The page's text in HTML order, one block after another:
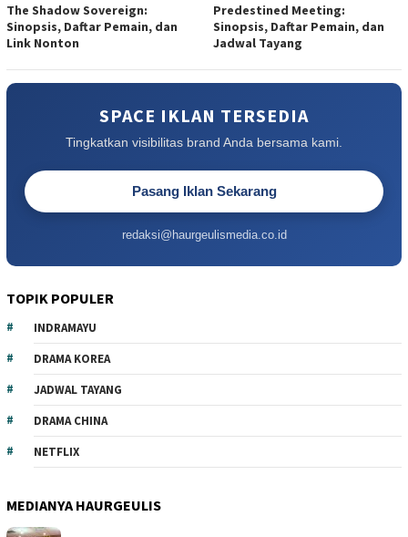
The Shadow Sovereign:
Sinopsis, Daftar Pemain, dan
Link Nonton
Predestined Meeting:
Sinopsis, Daftar Pemain, dan
Jadwal Tayang
SPACE IKLAN TERSEDIA
Tingkatkan visibilitas brand Anda bersama kami.
Pasang Iklan Sekarang
redaksi@haurgeulismedia.co.id
TOPIK POPULER
INDRAMAYU
DRAMA KOREA
JADWAL TAYANG
DRAMA CHINA
NETFLIX
MEDIANYA HAURGEULIS